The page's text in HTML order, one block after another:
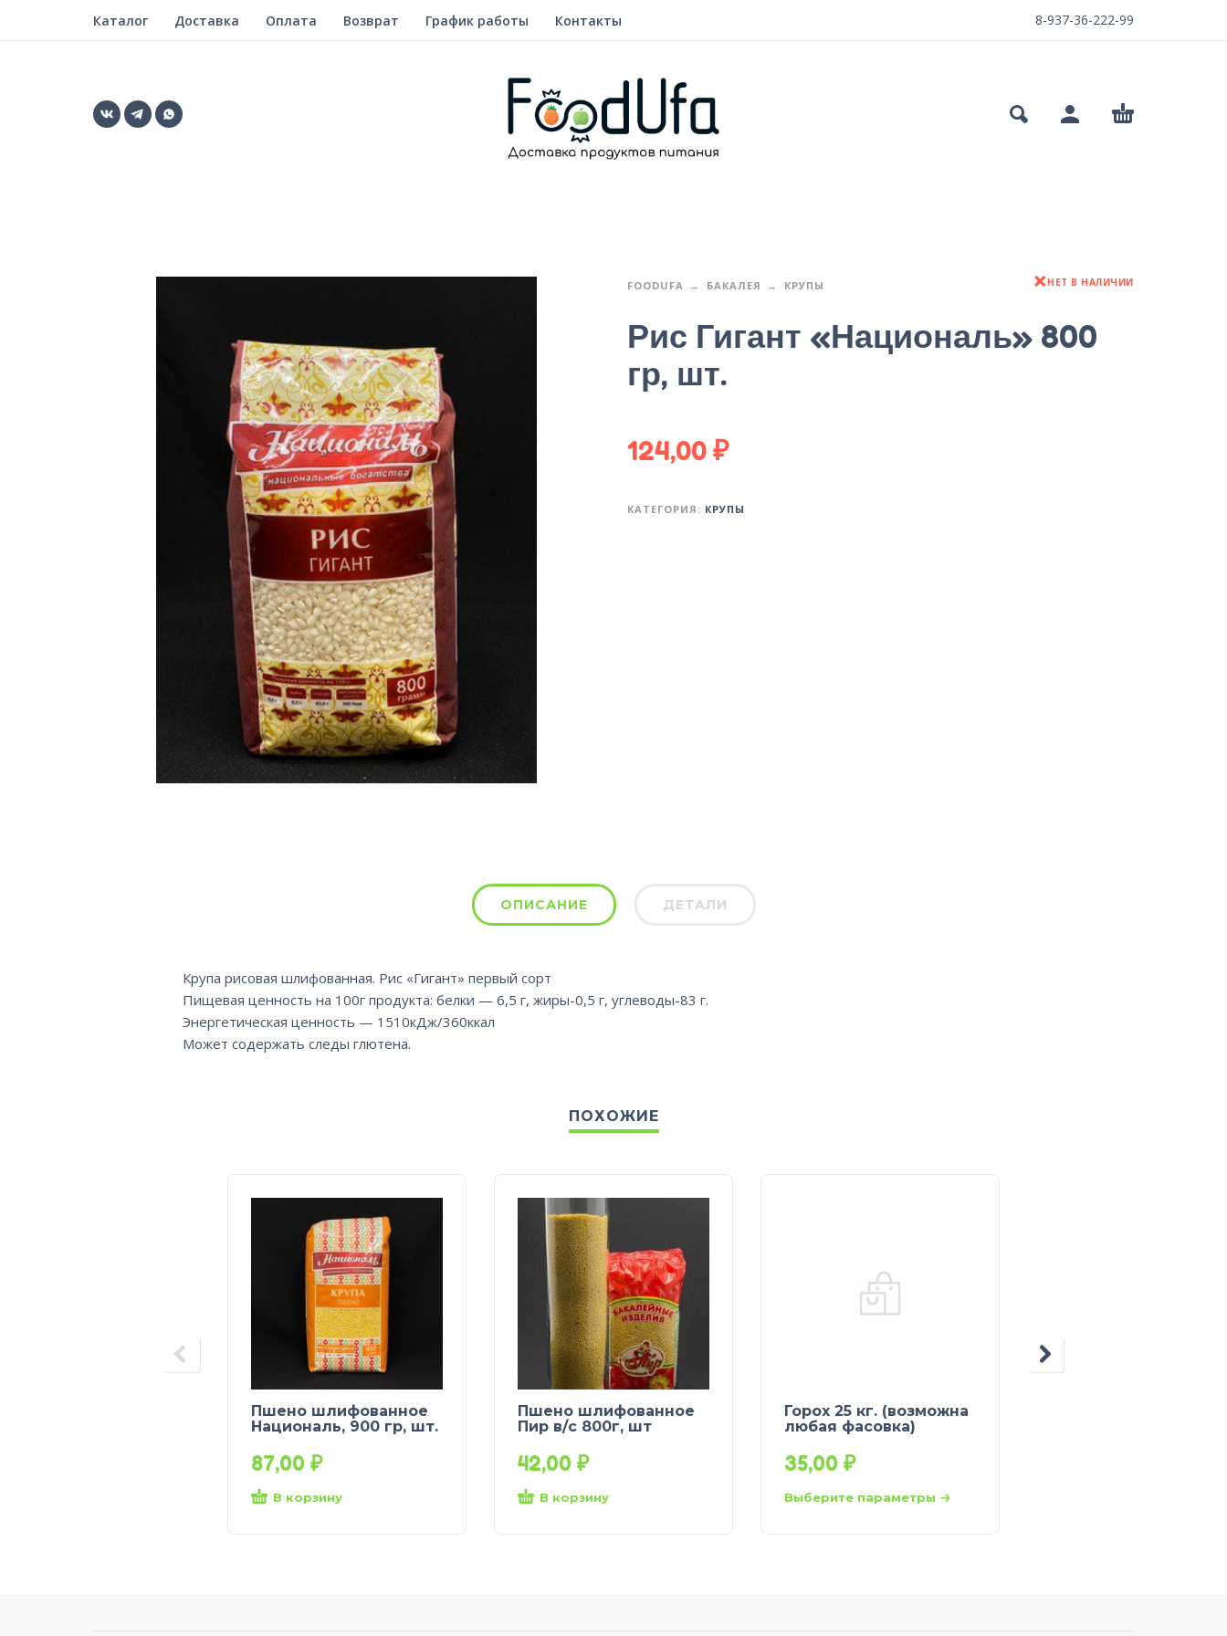
Каталог Доставка Оплата Возврат График работы Контакты 8-937-36-222-99
FOODUFA БАКАЛЕЯ КРУПЫ НЕТ В НАЛИЧИИ
Рис Гигант «Националь» 800
гр, шт.
124,00₽
КАТЕГОРИЯ: КРУПЫ
ОПИСАНИЕ ДЕТАЛИ
Крупа рисовая шлифованная. Рис «Гигант» первый сорт
Пищевая ценность на 100г продукта: белки — 6,5 г, жиры-0,5 г, углеводы-83 г.
Энергетическая ценность — 1510кДж/360ккал
Может содержать следы глютена.
ПОХОЖИЕ
Пшено шлифованное
Националь, 900 гр, шт.
87,00 ₽
В корзину
Пшено шлифованное
Пир в/с 800г, шт
42,00 ₽
В корзину
Горох 25 кг. (возможна
любая фасовка)
35,00 ₽
Выберите параметры